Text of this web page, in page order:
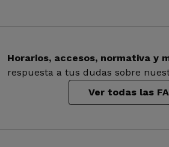
Horarios, accesos, normativa y
respuesta a tus dudas sobre
Ver todas las